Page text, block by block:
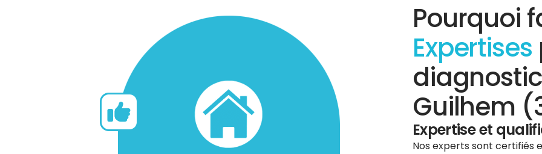
Pourquoi
Expertises
Guilhem
Expertise et
Nos experts sont certifiés